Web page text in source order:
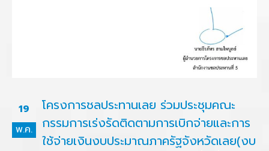
19
พ.ค.
โครงการชลประทานเลย ร่วมประชุมคณะ
กรรมการเร่งรัดติดตามการเบิกจ่ายและการ
ใช้จ่ายเงินงบประมาณภาครัฐจังหวัดเลย(งบ